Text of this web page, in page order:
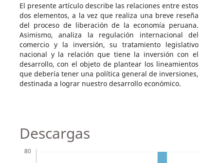
El presente artículo describe las relaciones entre estos
dos elementos, a la vez que realiza una breve reseña
del proceso de liberación de la economía peruana.
Asimismo, analiza la regulación internacional del
comercio y la inversión, su tratamiento legislativo
nacional y la relación que tiene la inversión con el
desarrollo, con el objeto de plantear los lineamientos
que debería tener una política general de inversiones,
destinada a lograr nuestro desarrollo económico.
Descargas